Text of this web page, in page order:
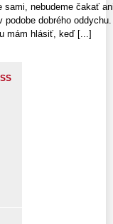
nebudeme čakať
dobrého
mám hlásiť, keď [...]